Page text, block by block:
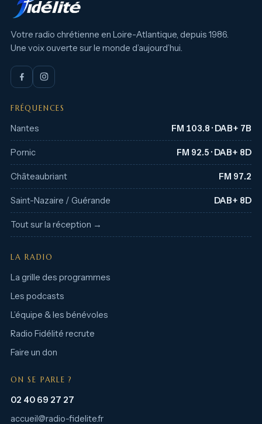
Votre radio chrétienne en Loire-Atlantique, depuis 1986.
Une voix ouverte sur le monde d’aujourd’hui.
FRÉQUENCES
Nantes FM 103.8 · DAB+ 7B
Pornic FM 92.5 · DAB+ 8D
Châteaubriant FM 97.2
Saint-Nazaire / Guérande DAB+ 8D
Tout sur la réception →
LA RADIO
La grille des programmes
Les podcasts
L’équipe & les bénévoles
Radio Fidélité recrute
Faire un don
ON SE PARLE ?
02 40 69 27 27
accueil@radio-fidelite.fr